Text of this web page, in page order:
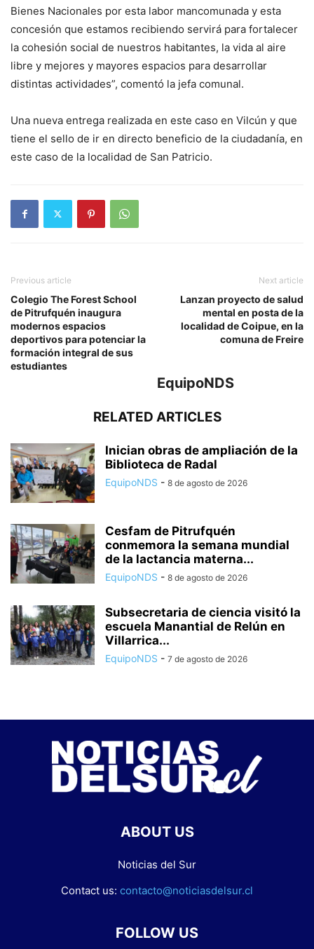
Bienes Nacionales por esta labor mancomunada y esta
concesión que estamos recibiendo servirá para fortalecer
la cohesión social de nuestros habitantes, la vida al aire
libre y mejores y mayores espacios para desarrollar
distintas actividades”, comentó la jefa comunal.
Una nueva entrega realizada en este caso en Vilcún y que
tiene el sello de ir en directo beneficio de la ciudadanía, en
este caso de la localidad de San Patricio.
Previous article
Colegio The Forest School
de Pitrufquén inaugura
modernos espacios
deportivos para potenciar la
formación integral de sus
estudiantes
Next article
Lanzan proyecto de salud
mental en posta de la
localidad de Coipue, en la
comuna de Freire
EquipoNDS
RELATED ARTICLES
Inician obras de ampliación de la
Biblioteca de Radal
EquipoNDS - 8 de agosto de 2026
Cesfam de Pitrufquén
conmemora la semana mundial
de la lactancia materna...
EquipoNDS - 8 de agosto de 2026
Subsecretaria de ciencia visitó la
escuela Manantial de Relún en
Villarrica...
EquipoNDS - 7 de agosto de 2026
ABOUT US
Noticias del Sur
Contact us: contacto@noticiasdelsur.cl
FOLLOW US